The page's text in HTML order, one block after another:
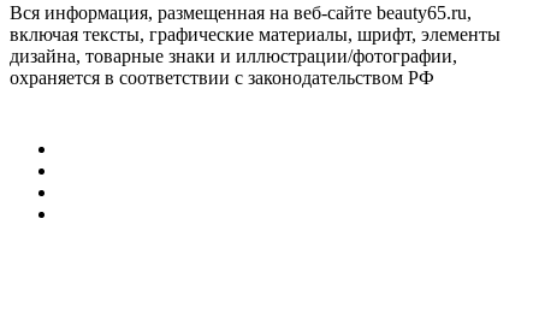
Вся информация, размещенная на веб-сайте beauty65.ru,
включая тексты, графические материалы, шрифт, элементы
дизайна, товарные знаки и иллюстрации/фотографии,
охраняется в соответствии с законодательством РФ